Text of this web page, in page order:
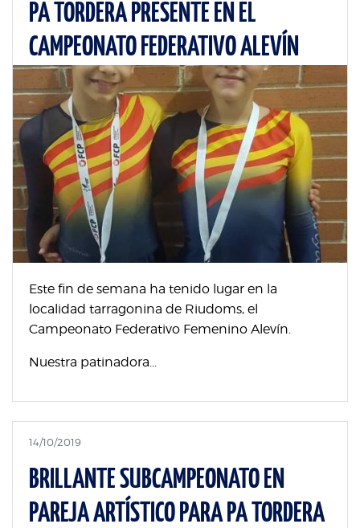
PA TORDERA PRESENTE EN EL
CAMPEONATO FEDERATIVO ALEVÍN
Este fin de semana ha tenido lugar en la
localidad tarragonina de Riudoms, el
Campeonato Federativo Femenino Alevín.
Nuestra patinadora...
14/10/2019
BRILLANTE SUBCAMPEONATO EN
PAREJA ARTÍSTICO PARA PA TORDERA